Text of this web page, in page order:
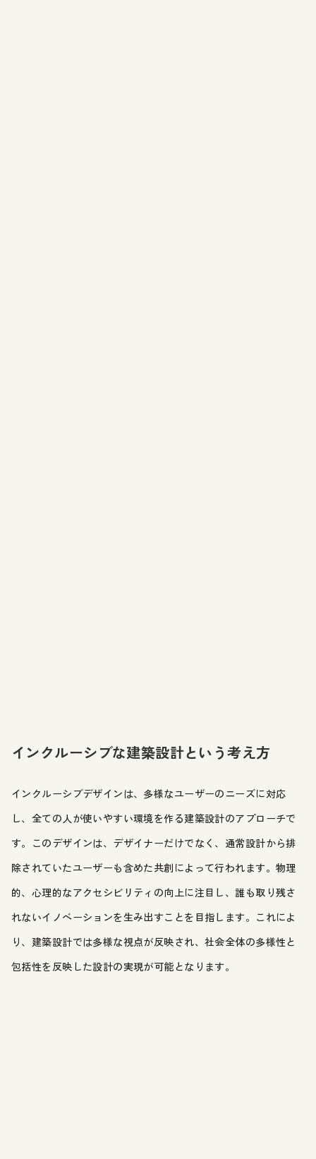
インクルーシブな建築設計という考え方
インクルーシブデザインは、多様なユーザーのニーズに対応
し、全ての人が使いやすい環境を作る建築設計のアプローチで
す。このデザインは、デザイナーだけでなく、通常設計から排
除されていたユーザーも含めた共創によって行われます。物理
的、心理的なアクセシビリティの向上に注目し、誰も取り残さ
れないイノベーションを生み出すことを目指します。これによ
り、建築設計では多様な視点が反映され、社会全体の多様性と
包括性を反映した設計の実現が可能となります。